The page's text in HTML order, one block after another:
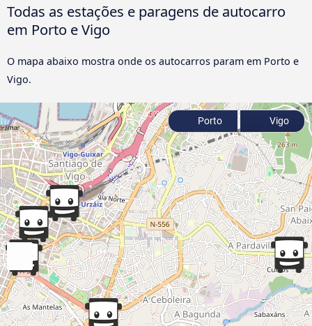
Todas as estações e paragens de autocarro
em Porto e Vigo
O mapa abaixo mostra onde os autocarros param em Porto e
Vigo.
Porto Vigo